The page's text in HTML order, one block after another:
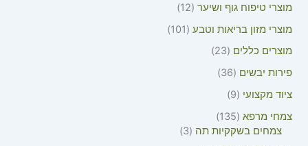
מוצרי טיפוח גוף ושיער 12
מוצרי מזון בריאות וטבע
101
מוצרים כללים
23
פירות יבשים
36
ציוד מקצועי
9
צמחי מרפא 135
צמחים בשקקיות תה
3